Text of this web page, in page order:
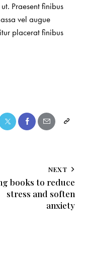
Praesent finibus
vel augue
placerat finibus
NEXT
books to reduce
stress and soften
anxiety